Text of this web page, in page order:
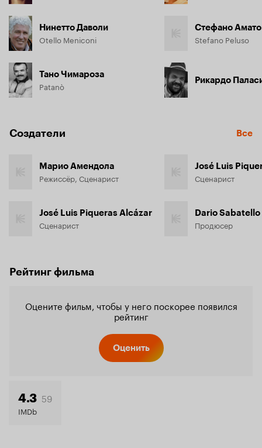
Нинетто Даволи
Otello Meniconi
Тано Чимароза
Patanò
Стефано Амато
Stefano Peluso
Рикардо
Создатели Все
Марио Амендола
Режиссёр, Сценарист
José Luis Piqueras Alcázar
Сценарист
José Luis
Сценарист
Dario Sabatello
Продюсер
Рейтинг фильма
Оцените фильм, чтобы у него поскорее появился
рейтинг
Оценить
4.3 59
IMDb